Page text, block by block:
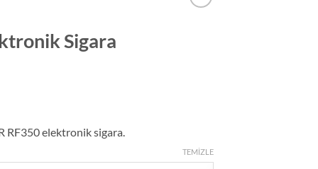
Sigara
RF350 elektronik sigara.
TEMIZLE